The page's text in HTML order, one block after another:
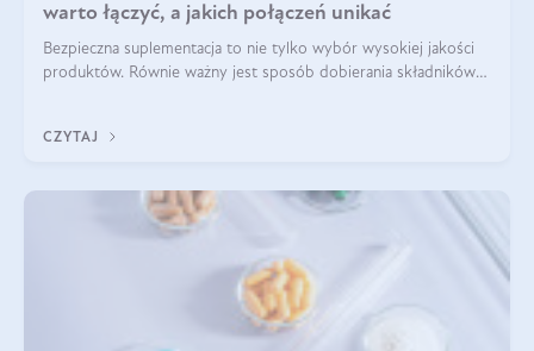
warto łączyć, a jakich połączeń unikać
Bezpieczna suplementacja to nie tylko wybór wysokiej jakości
produktów. Równie ważny jest sposób dobierania składników
CZYTAJ